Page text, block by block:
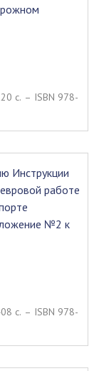
c. – ISBN 978-
Инструкции
работе
№2 к
c. – ISBN 978-